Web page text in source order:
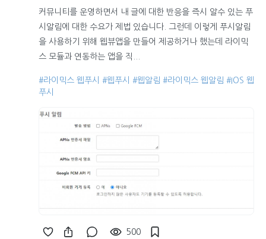
커뮤니티를 운영하면서 내 글에 대한 반응을 즉시 알수 있는 푸
시알림에 대한 수요가 제법 있습니다. 그런데 이렇게 푸시알림
을 사용하기 위해 웹뷰앱을 만들어 제공하거나 했는데 라이믹
스 모듈과 연동하는 앱을 직...
#라이믹스 웹푸시 #웹푸시 #웹알림 #라이믹스 웹알림 #IOS 웹
푸시
500